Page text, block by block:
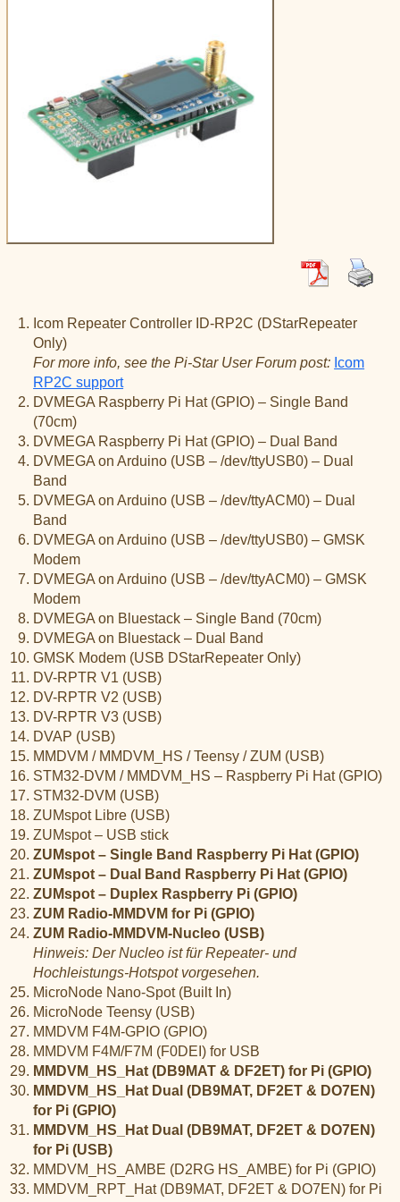
Xreflector
IPSC2 Hotspot
deutsche Räume im Wires-X
Icom Repeater Controller ID-RP2C (DStarRepeater
Only)
For more info, see the Pi-Star User Forum post: Icom
RP2C support
DVMEGA Raspberry Pi Hat (GPIO) – Single Band
(70cm)
DVMEGA Raspberry Pi Hat (GPIO) – Dual Band
DVMEGA on Arduino (USB – /dev/ttyUSB0) – Dual
Band
DVMEGA on Arduino (USB – /dev/ttyACM0) – Dual
Band
DVMEGA on Arduino (USB – /dev/ttyUSB0) – GMSK
Modem
DVMEGA on Arduino (USB – /dev/ttyACM0) – GMSK
Modem
DVMEGA on Bluestack – Single Band (70cm)
DVMEGA on Bluestack – Dual Band
GMSK Modem (USB DStarRepeater Only)
DV-RPTR V1 (USB)
DV-RPTR V2 (USB)
DV-RPTR V3 (USB)
DVAP (USB)
MMDVM / MMDVM_HS / Teensy / ZUM (USB)
STM32-DVM / MMDVM_HS – Raspberry Pi Hat (GPIO)
STM32-DVM (USB)
ZUMspot Libre (USB)
ZUMspot – USB stick
ZUMspot – Single Band Raspberry Pi Hat (GPIO)
ZUMspot – Dual Band Raspberry Pi Hat (GPIO)
ZUMspot – Duplex Raspberry Pi (GPIO)
ZUM Radio-MMDVM for Pi (GPIO)
ZUM Radio-MMDVM-Nucleo (USB)
Hinweis: Der Nucleo ist für Repeater- und
Hochleistungs-Hotspot vorgesehen.
MicroNode Nano-Spot (Built In)
MicroNode Teensy (USB)
MMDVM F4M-GPIO (GPIO)
MMDVM F4M/F7M (F0DEI) for USB
MMDVM_HS_Hat (DB9MAT & DF2ET) for Pi (GPIO)
MMDVM_HS_Hat Dual (DB9MAT, DF2ET & DO7EN)
for Pi (GPIO)
MMDVM_HS_Hat Dual (DB9MAT, DF2ET & DO7EN)
for Pi (USB)
MMDVM_HS_AMBE (D2RG HS_AMBE) for Pi (GPIO)
MMDVM_RPT_Hat (DB9MAT, DF2ET & DO7EN) for Pi